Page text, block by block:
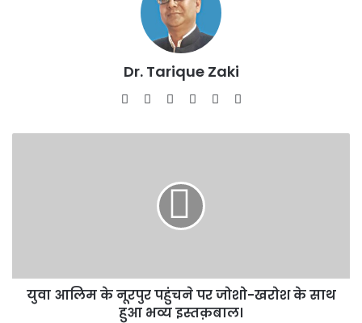
Dr. Tarique Zaki
WebsiteFacebook
X LinkedInYouTube
के
साथयुवा आलिम के नूरपुर पहुंचने पर जोशो-खरोश के साथ
हुआ भव्य इस्तक़बाल।